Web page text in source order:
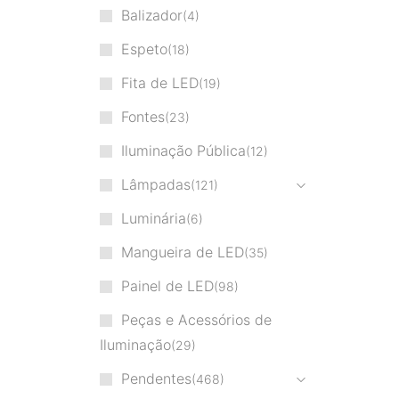
Balizador 4
Espeto 18
Fita de LED 19
Fontes 23
Iluminação Pública 12
Lâmpadas 121
Luminária 6
Mangueira de LED 35
Painel de LED 98
Peças e Acessórios de
Iluminação 29
Pendentes 468